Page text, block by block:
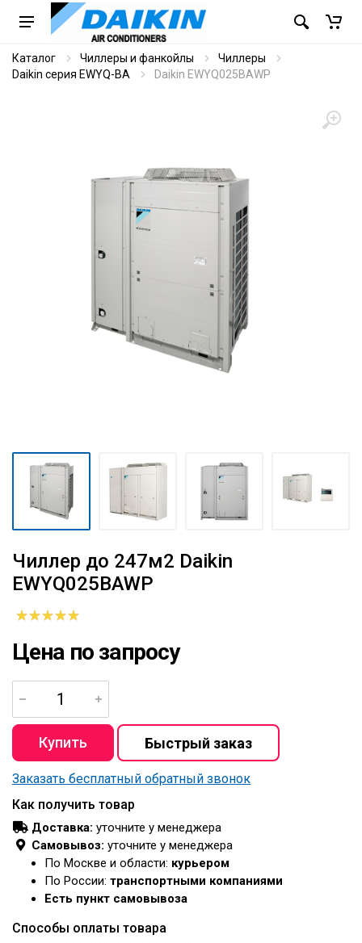
Каталог Чиллеры и фанкойлы
Чиллеры
Daikin серия EWYQ-BA
Daikin EWYQ025BAWP
Чиллер до 247м2 Daikin
EWYQ025BAWP
Цена по запросу
Заказать бесплатный обратный звонок
Как получить товар
Доставка: уточните у менеджера
Самовывоз: уточните у менеджера
По Москве и области: курьером
По России: транспортными компаниями
Есть пункт самовывоза
Способы оплаты товара